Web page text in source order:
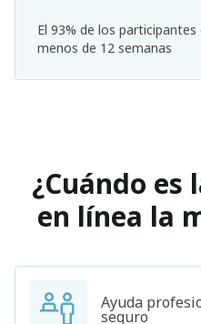
El 93% de los
menos de 12 semanas
¿Cuándo
en línea la
Ayuda
seguro